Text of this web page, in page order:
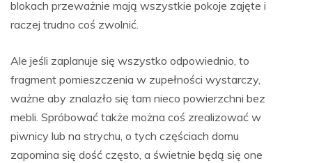
blokach przeważnie mają wszystkie pokoje zajęte i
raczej trudno coś zwolnić.
Ale jeśli zaplanuje się wszystko odpowiednio, to
fragment pomieszczenia w zupełności wystarczy,
ważne aby znalazło się tam nieco powierzchni bez
mebli. Spróbować także można coś zrealizować w
piwnicy lub na strychu, o tych częściach domu
zapomina się dość często, a świetnie będą się one